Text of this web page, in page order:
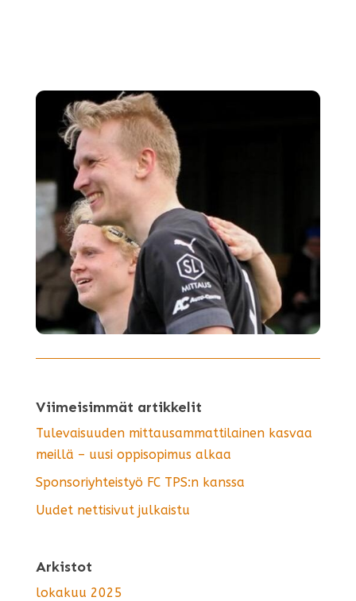
Viimeisimmät artikkelit
Tulevaisuuden mittausammattilainen kasvaa
meillä – uusi oppisopimus alkaa
Sponsoriyhteistyö FC TPS:n kanssa
Uudet nettisivut julkaistu
Arkistot
lokakuu 2025